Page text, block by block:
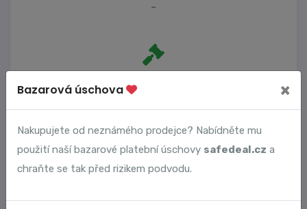
-
Vyhledané podvody
Číslo podvodu Datum
Bazarová úschova ×
Nakupujete od neznámého prodejce? Nabídněte mu
použití naší bazarové platební úschovy safedeal.cz a
chraňte se tak před rizikem podvodu.